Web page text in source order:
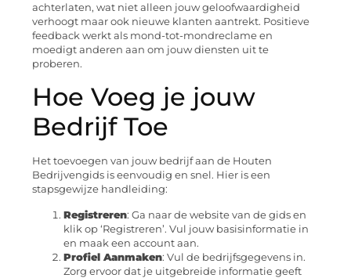
achterlaten, wat niet alleen jouw geloofwaardigheid
verhoogt maar ook nieuwe klanten aantrekt. Positieve
feedback werkt als mond-tot-mondreclame en
moedigt anderen aan om jouw diensten uit te
proberen.
Hoe Voeg je jouw
Bedrijf Toe
Het toevoegen van jouw bedrijf aan de Houten
Bedrijvengids is eenvoudig en snel. Hier is een
stapsgewijze handleiding:
Registreren: Ga naar de website van de gids en
klik op ‘Registreren’. Vul jouw basisinformatie in
en maak een account aan.
Profiel Aanmaken: Vul de bedrijfsgegevens in.
Zorg ervoor dat je uitgebreide informatie geeft